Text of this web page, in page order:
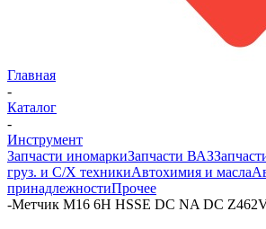
Главная
-
Каталог
-
Инструмент
Запчасти иномаркиЗапчасти ВАЗ
груз. и С/Х техникиАвтохимия и масла
принадлежностиПрочее
-Метчик М16 6H HSSE DC NA DC